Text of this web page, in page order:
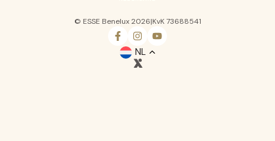
© ESSE Benelux 2026|KvK 73688541
NL